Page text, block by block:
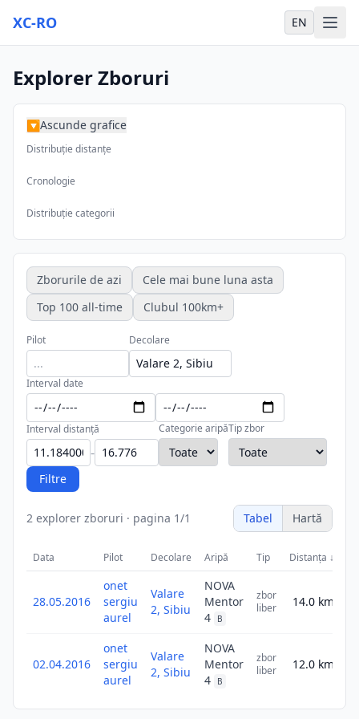
XC-RO EN
Explorer Zboruri
▶Ascunde grafice
Distribuție distanțe
Cronologie
Distribuție categorii
Zborurile de azi
Cele mai bune luna asta
Top 100 all-time
Clubul 100km+
Pilot Decolare
Interval date
Interval distanță
-
Categorie aripăTip zbor
Filtre
2 explorer zboruri · pagina 1/1 Tabel Hartă
Data Pilot Decolare Aripă Tip Distanța ↓
28.05.2016
onet
sergiu
aurel
Valare
2, Sibiu
NOVA
Mentor
4
B
zbor
liber
14.0 km
02.04.2016
onet
sergiu
aurel
Valare
2, Sibiu
NOVA
Mentor
4
B
zbor
liber
12.0 km